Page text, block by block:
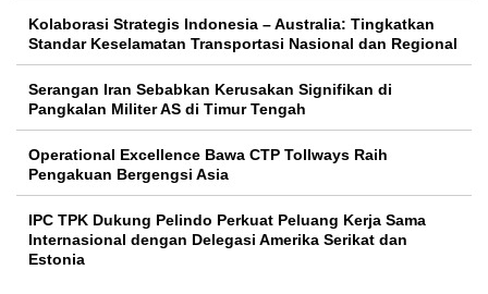
Kolaborasi Strategis Indonesia – Australia: Tingkatkan
Standar Keselamatan Transportasi Nasional dan Regional
Serangan Iran Sebabkan Kerusakan Signifikan di
Pangkalan Militer AS di Timur Tengah
Operational Excellence Bawa CTP Tollways Raih
Pengakuan Bergengsi Asia
IPC TPK Dukung Pelindo Perkuat Peluang Kerja Sama
Internasional dengan Delegasi Amerika Serikat dan
Estonia